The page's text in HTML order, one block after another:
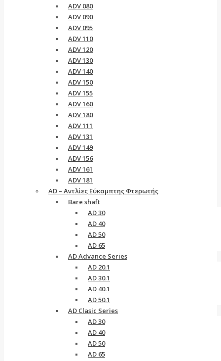
ADV 080
ADV 090
ADV 095
ADV 110
ADV 120
ADV 130
ADV 140
ADV 150
ADV 155
ADV 160
ADV 180
ADV 111
ADV 131
ADV 149
ADV 156
ADV 161
ADV 181
AD – Αντλίες Εύκαμπτης Φτερωτής
Bare shaft
AD 30
AD 40
AD 50
AD 65
AD Advance Series
AD 20.1
AD 30.1
AD 40.1
AD 50.1
AD Clasic Series
AD 30
AD 40
AD 50
AD 65